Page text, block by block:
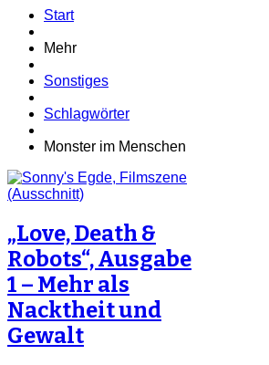
Start
Mehr
Sonstiges
Schlagwörter
Monster im Menschen
„Love, Death &
Robots“, Ausgabe
1 – Mehr als
Nacktheit und
Gewalt